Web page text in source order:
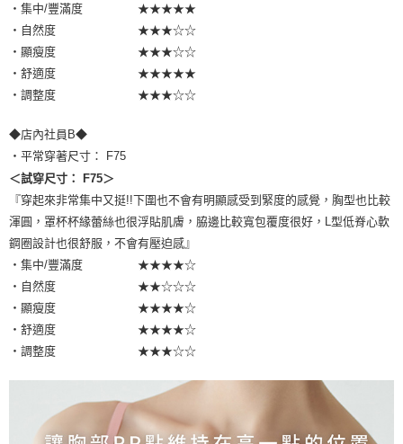
・集中/豐滿度 ★★★★★
・自然度 ★★★☆☆
・顯瘦度 ★★★☆☆
・舒適度 ★★★★★
・調整度 ★★★☆☆
◆店內社員B◆
・平常穿著尺寸： F75
＜試穿尺寸： F75＞
『穿起來非常集中又挺!!下圍也不會有明顯感受到緊度的感覺，胸型也比較
渾圓，罩杯杯緣蕾絲也很浮貼肌膚，脇邊比較寬包覆度很好，L型低脊心軟
鋼圈設計也很舒服，不會有壓迫感』
・集中/豐滿度 ★★★★☆
・自然度 ★★☆☆☆
・顯瘦度 ★★★★☆
・舒適度 ★★★★☆
・調整度 ★★★☆☆